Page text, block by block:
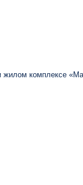
жилом комплексе